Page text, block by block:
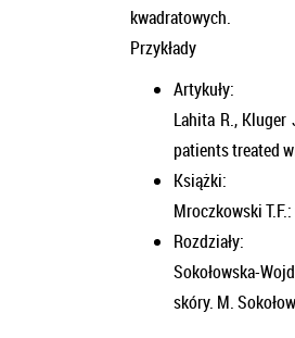
kwadratowych.
Przykłady
Artykuły:
Lahita R.,
patients treated
Książki:
Mroczkowski
Rozdziały:
Sokołowska-
skóry. M.